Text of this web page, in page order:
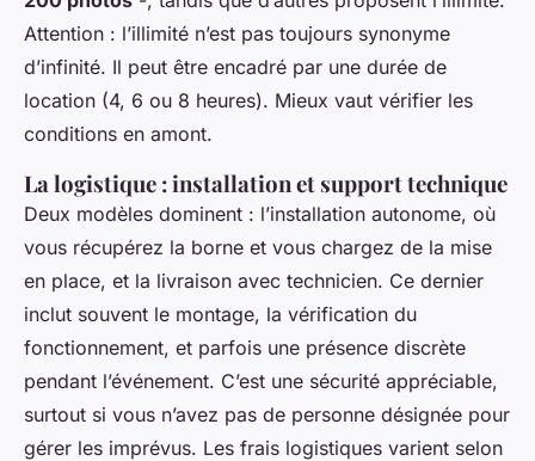
Attention : l’illimité n’est pas toujours synonyme
d’infinité. Il peut être encadré par une durée de
location (4, 6 ou 8 heures). Mieux vaut vérifier les
conditions en amont.
La logistique : installation et support technique
Deux modèles dominent : l’installation autonome, où
vous récupérez la borne et vous chargez de la mise
en place, et la livraison avec technicien. Ce dernier
inclut souvent le montage, la vérification du
fonctionnement, et parfois une présence discrète
pendant l’événement. C’est une sécurité appréciable,
surtout si vous n’avez pas de personne désignée pour
gérer les imprévus. Les frais logistiques varient selon